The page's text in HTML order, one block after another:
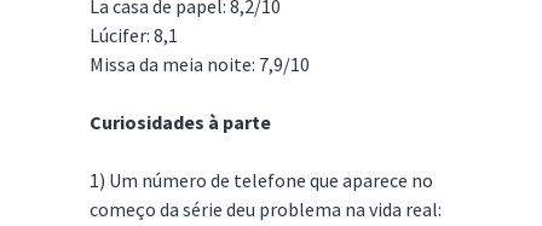
La casa de papel: 8,2/10
Lúcifer: 8,1
Missa da meia noite: 7,9/10
Curiosidades à parte
1) Um número de telefone que aparece no
começo da série deu problema na vida real: